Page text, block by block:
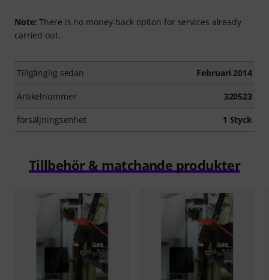
Note: There is no money-back option for services already
carried out.
Tillgänglig sedan Februari 2014
Artikelnummer 320523
försäljningsenhet 1 Styck
Tillbehör & matchande produkter